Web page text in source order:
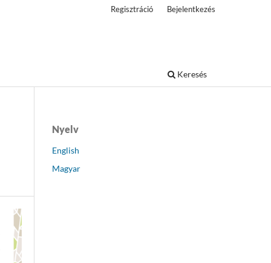
Keresés
Regisztráció Bejelentkezés
Nyelv
English
Magyar